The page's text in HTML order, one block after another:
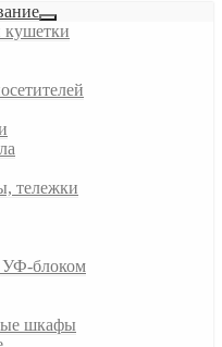
кушетки
тележки
блоком
шкафы